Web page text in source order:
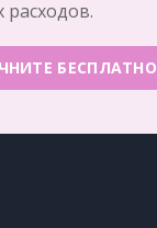
расходов.
БЕСПЛАТНО